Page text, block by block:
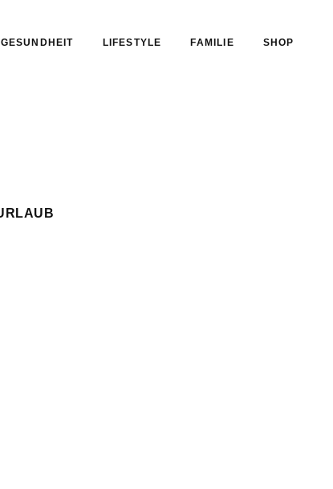
GESUNDHEIT LIFESTYLE FAMILIE SHOP